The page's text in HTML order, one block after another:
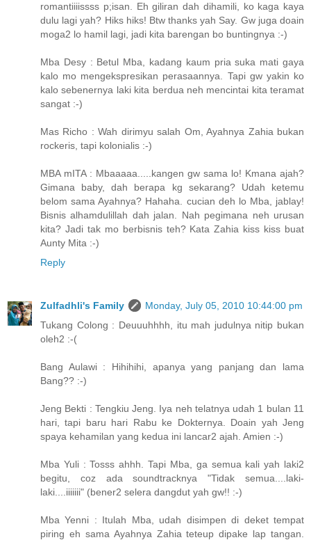
romantiiiissss p;isan. Eh giliran dah dihamili, ko kaga kaya
dulu lagi yah? Hiks hiks! Btw thanks yah Say. Gw juga doain
moga2 lo hamil lagi, jadi kita barengan bo buntingnya :-)
Mba Desy : Betul Mba, kadang kaum pria suka mati gaya
kalo mo mengekspresikan perasaannya. Tapi gw yakin ko
kalo sebenernya laki kita berdua neh mencintai kita teramat
sangat :-)
Mas Richo : Wah dirimyu salah Om, Ayahnya Zahia bukan
rockeris, tapi kolonialis :-)
MBA mITA : Mbaaaaa.....kangen gw sama lo! Kmana ajah?
Gimana baby, dah berapa kg sekarang? Udah ketemu
belom sama Ayahnya? Hahaha. cucian deh lo Mba, jablay!
Bisnis alhamdulillah dah jalan. Nah pegimana neh urusan
kita? Jadi tak mo berbisnis teh? Kata Zahia kiss kiss buat
Aunty Mita :-)
Reply
Zulfadhli's Family
Monday, July 05, 2010 10:44:00 pm
Tukang Colong : Deuuuhhhh, itu mah judulnya nitip bukan
oleh2 :-(
Bang Aulawi : Hihihihi, apanya yang panjang dan lama
Bang?? :-)
Jeng Bekti : Tengkiu Jeng. Iya neh telatnya udah 1 bulan 11
hari, tapi baru hari Rabu ke Dokternya. Doain yah Jeng
spaya kehamilan yang kedua ini lancar2 ajah. Amien :-)
Mba Yuli : Tosss ahhh. Tapi Mba, ga semua kali yah laki2
begitu, coz ada soundtracknya "Tidak semua....laki-
laki....iiiiiii" (bener2 selera dangdut yah gw!! :-)
Mba Yenni : Itulah Mba, udah disimpen di deket tempat
piring eh sama Ayahnya Zahia teteup dipake lap tangan.